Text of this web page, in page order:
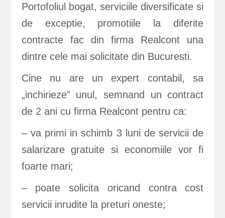
Portofoliul bogat, serviciile diversificate si
de exceptie, promotiile la diferite
contracte fac din firma Realcont una
dintre cele mai solicitate din Bucuresti.
Cine nu are un expert contabil, sa
„inchirieze” unul, semnand un contract
de 2 ani cu firma Realcont pentru ca:
– va primi in schimb 3 luni de servicii de
salarizare gratuite si economiile vor fi
foarte mari;
– poate solicita oricand contra cost
servicii inrudite la preturi oneste;